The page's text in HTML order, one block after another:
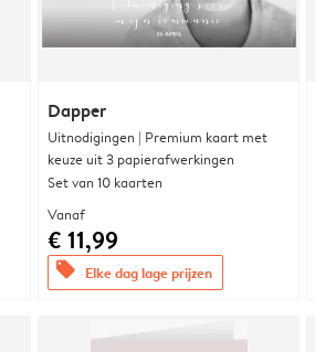
Dapper
Uitnodigingen | Premium kaart met
keuze uit 3 papierafwerkingen
Set van 10 kaarten
Vanaf
€ 11,99
offers Elke dag lage prijzen